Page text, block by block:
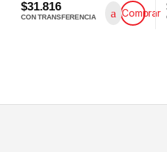
$31.816
CON TRANSFERENCIA Comprar